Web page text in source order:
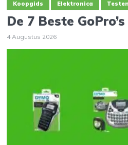
Koopgids Elektronica Testen
De 7 Beste
4 Augustus 2026